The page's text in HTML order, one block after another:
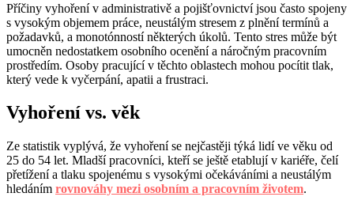
Příčiny vyhoření v administrativě a pojišťovnictví jsou často spojeny
s vysokým objemem práce, neustálým stresem z plnění termínů a
požadavků, a monotónností některých úkolů. Tento stres může být
umocněn nedostatkem osobního ocenění a náročným pracovním
prostředím. Osoby pracující v těchto oblastech mohou pocítit tlak,
který vede k vyčerpání, apatii a frustraci.
Vyhoření vs. věk
Ze statistik vyplývá, že vyhoření se nejčastěji týká lidí ve věku od
25 do 54 let. Mladší pracovníci, kteří se ještě etablují v kariéře, čelí
přetížení a tlaku spojenému s vysokými očekáváními a neustálým
hledáním rovnováhy mezi osobním a pracovním životem.